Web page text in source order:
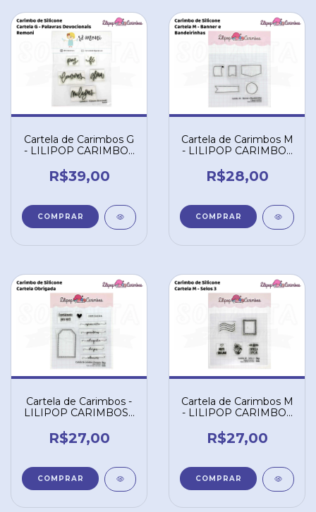
Cartela de Carimbos G
- LILIPOP CARIMBOS
Devocionais" - Remoni
R$39,00
Cartela de Carimbos M
- LILIPOP CARIMBOS
Bandeirinhas"
R$28,00
Cartela de Carimbos -
LILIPOP CARIMBOS -
R$27,00
Cartela de Carimbos M
- LILIPOP CARIMBOS
R$27,00